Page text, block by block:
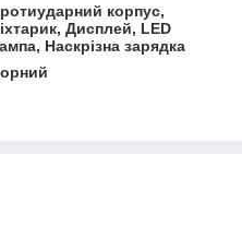
корпус,
Дисплей, LED
Наскрізна зарядка